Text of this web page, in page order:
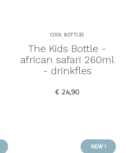
COOL BOTTLES
The Kids Bottle -
african safari 260ml
- drinkfles
€ 24,90
NEW !